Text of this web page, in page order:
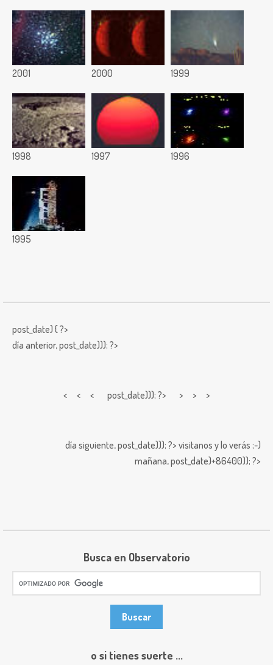
2001 2000 1999
1998 1997 1996
1995
post_date) { ?>
día anterior,post_date))); ?>
< < < post_date))); ?> > > >
día siguiente,post_date))); ?> visitanos y lo verás ;-)
mañana,post_date)+86400)); ?>
Busca en Observatorio
o si tienes suerte ...